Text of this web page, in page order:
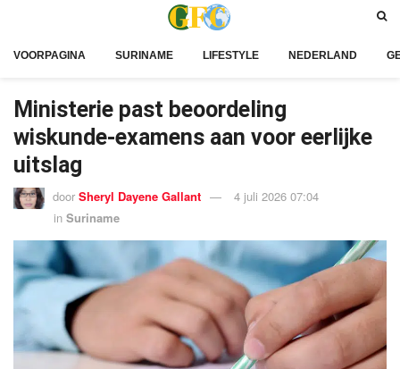
VOORPAGINA SURINAME LIFESTYLE NEDERLAND
Ministerie past beoordeling
wiskunde-examens aan voor eerlijke
uitslag
door Sheryl Dayene Gallant
4 juli 2026 07:04
in Suriname